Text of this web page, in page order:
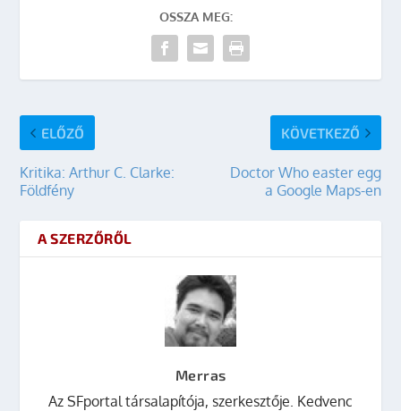
OSSZA MEG:
ELŐZŐ
Kritika: Arthur C. Clarke:
Földfény
KÖVETKEZŐ
Doctor Who easter egg
a Google Maps-en
A SZERZŐRŐL
Merras
Az SFportal társalapítója, szerkesztője. Kedvenc